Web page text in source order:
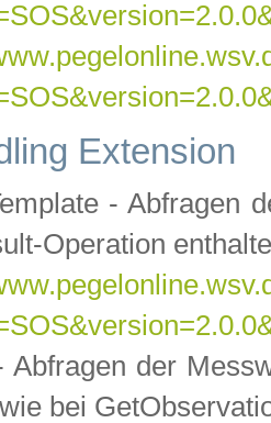
Extension
- Abfragen
Operation
Abfragen der
bei